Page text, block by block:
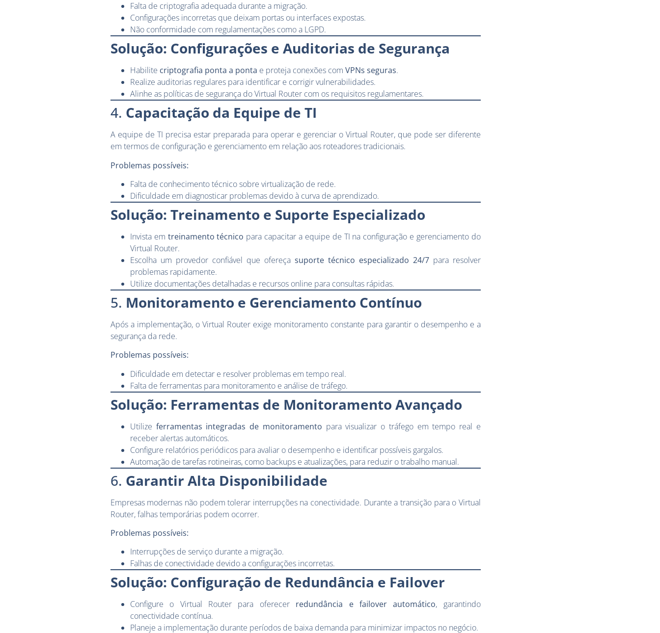
Falta de criptografia adequada durante a migração.
Configurações incorretas que deixam portas ou interfaces expostas.
Não conformidade com regulamentações como a LGPD.
Solução: Configurações e Auditorias de Segurança
Habilite criptografia ponta a ponta e proteja conexões com VPNs seguras.
Realize auditorias regulares para identificar e corrigir vulnerabilidades.
Alinhe as políticas de segurança do Virtual Router com os requisitos regulamentares.
4. Capacitação da Equipe de TI
A equipe de TI precisa estar preparada para operar e gerenciar o Virtual Router, que pode ser diferente
em termos de configuração e gerenciamento em relação aos roteadores tradicionais.
Problemas possíveis:
Falta de conhecimento técnico sobre virtualização de rede.
Dificuldade em diagnosticar problemas devido à curva de aprendizado.
Solução: Treinamento e Suporte Especializado
Invista em treinamento técnico para capacitar a equipe de TI na configuração e gerenciamento do
Virtual Router.
Escolha um provedor confiável que ofereça suporte técnico especializado 24/7para resolver
problemas rapidamente.
Utilize documentações detalhadas e recursos online para consultas rápidas.
5. Monitoramento e Gerenciamento Contínuo
Após a implementação, o Virtual Router exige monitoramento constante para garantir o desempenho e a
segurança da rede.
Problemas possíveis:
Dificuldade em detectar e resolver problemas em tempo real.
Falta de ferramentas para monitoramento e análise de tráfego.
Solução: Ferramentas de Monitoramento Avançado
Utilize ferramentas integradas de monitoramento para visualizar o tráfego em tempo real e
receber alertas automáticos.
Configure relatórios periódicos para avaliar o desempenho e identificar possíveis gargalos.
Automação de tarefas rotineiras, como backups e atualizações, para reduzir o trabalho manual.
6. Garantir Alta Disponibilidade
Empresas modernas não podem tolerar interrupções na conectividade. Durante a transição para o Virtual
Router, falhas temporárias podem ocorrer.
Problemas possíveis:
Interrupções de serviço durante a migração.
Falhas de conectividade devido a configurações incorretas.
Solução: Configuração de Redundância e Failover
Configure o Virtual Router para oferecer redundância e failover automático, garantindo
conectividade contínua.
Planeje a implementação durante períodos de baixa demanda para minimizar impactos no negócio.